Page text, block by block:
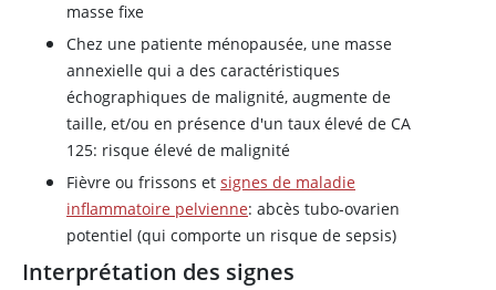
masse fixe
Chez une patiente ménopausée, une masse
annexielle qui a des caractéristiques
échographiques de malignité, augmente de
taille, et/ou en présence d'un taux élevé de CA
125: risque élevé de malignité
Fièvre ou frissons et signes de maladie
inflammatoire pelvienne: abcès tubo-ovarien
potentiel (qui comporte un risque de sepsis)
Interprétation des signes